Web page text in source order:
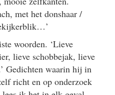
met het donshaar /
woorden. ‘Lieve
lieve schobbejak, lieve
Gedichten waarin hij in
richt en op onderzoek